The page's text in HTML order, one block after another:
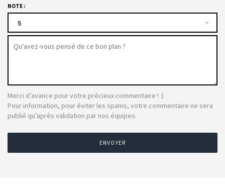
NOTE :
5
Merci d’avance pour votre précieux commentaire ! :)
Pour information, pour éviter les spams, votre commentaire ne sera
publié qu’après validation par nos équipes.
ENVOYER